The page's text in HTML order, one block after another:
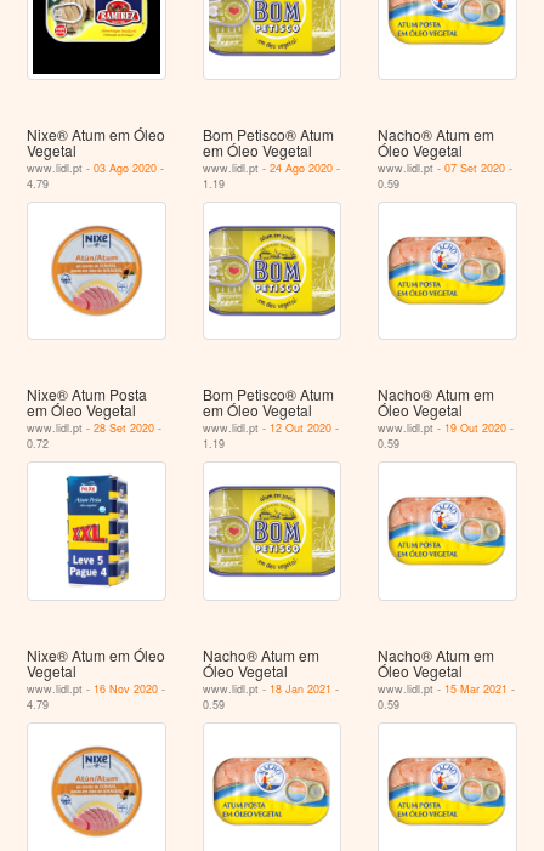
Nixe® Atum em Óleo
Vegetal
www.lidl.pt -03 Ago 2020 -
4.79
Bom Petisco® Atum
em Óleo Vegetal
www.lidl.pt - 24 Ago 2020-
1.19
Nacho® Atum em
Óleo Vegetal
www.lidl.pt -07 Set 2020 -
0.59
Nixe® Atum Posta
em Óleo Vegetal
www.lidl.pt -28 Set 2020 -
0.72
Bom Petisco® Atum
em Óleo Vegetal
www.lidl.pt - 12 Out 2020-
1.19
Nacho® Atum em
Óleo Vegetal
www.lidl.pt - 19 Out 2020 -
0.59
Nixe® Atum em Óleo
Vegetal
www.lidl.pt - 16 Nov 2020 -
4.79
Nacho® Atum em
Óleo Vegetal
www.lidl.pt - 18 Jan 2021 -
0.59
Nacho® Atum em
Óleo Vegetal
www.lidl.pt - 15 Mar 2021 -
0.59